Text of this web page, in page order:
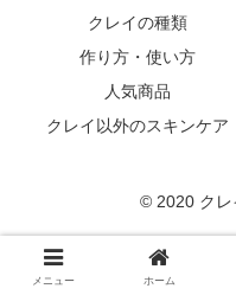
クレイの種類
作り方・使い方
人気商品
クレイ以外のスキンケア
© 2020 クレ
メニュー ホーム